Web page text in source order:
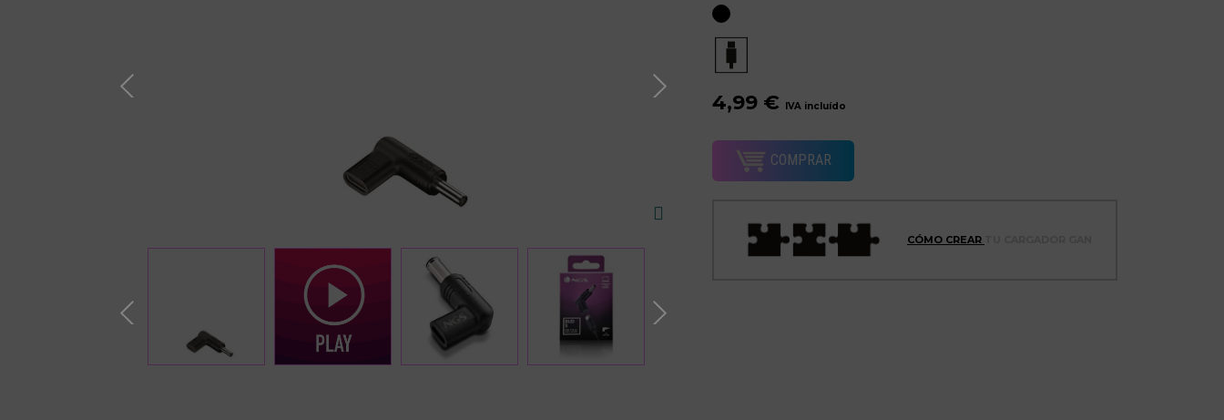
4,99 € IVA incluído
COMPRAR
CÓMO CREAR